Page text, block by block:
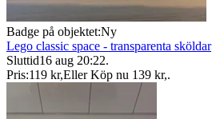
Badge på objektet:Ny
Lego classic space - transparenta sköldar
Sluttid16 aug 20:22.
Pris:119 kr,Eller Köp nu 139 kr,.